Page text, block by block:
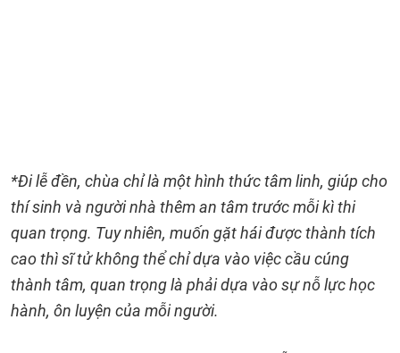
*Đi lễ đền, chùa chỉ là một hình thức tâm linh, giúp cho
thí sinh và người nhà thêm an tâm trước mỗi kì thi
quan trọng. Tuy nhiên, muốn gặt hái được thành tích
cao thì sĩ tử không thể chỉ dựa vào việc cầu cúng
thành tâm, quan trọng là phải dựa vào sự nỗ lực học
hành, ôn luyện của mỗi người.